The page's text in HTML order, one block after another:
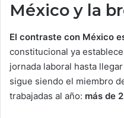
México y la
El contraste con México
constitucional ya
jornada laboral hasta
sigue siendo el miembro
trabajadas al año: más de